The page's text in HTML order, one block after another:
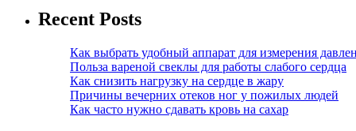
Recent Posts
Как выбрать удобный аппарат для измерения
Польза вареной свеклы для работы слабого сердца
Как снизить нагрузку на сердце в жару
Причины вечерних отеков ног у пожилых людей
Как часто нужно сдавать кровь на сахар